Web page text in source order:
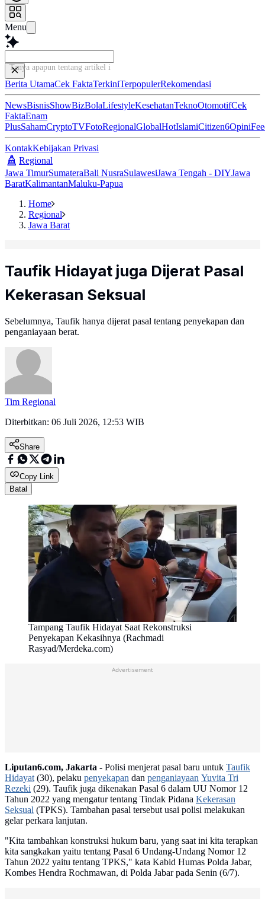
Menu
Tanya apapun tentang artikel ini...
Berita UtamaCek FaktaTerkiniTerpopulerRekomendasi
NewsBisnisShowBizBolaLifestyleKesehatanTeknoOtomotifCek
FaktaEnam
PlusSahamCryptoTVFotoRegionalGlobalHotIslamiCitizen6Opini
KontakKebijakan Privasi
Regional
Jawa TimurSumateraBali NusraSulawesiJawa Tengah - DIYJawa
BaratKalimantanMaluku-Papua
Home
Regional
Jawa Barat
Taufik Hidayat juga Dijerat Pasal
Kekerasan Seksual
Sebelumnya, Taufik hanya dijerat pasal tentang penyekapan dan
penganiayaan berat.
Tim Regional
Diterbitkan: 06 Juli 2026, 12:53 WIB
Share
Copy Link
Batal
Tampang Taufik Hidayat Saat Rekonstruksi
Penyekapan Kekasihnya (Rachmadi
Rasyad/Merdeka.com)
Advertisement
Liputan6.com, Jakarta - Polisi menjerat pasal baru untuk Taufik
Hidayat(30), pelaku penyekapan dan penganiayaan Yuvita Tri
Rezeki (29). Taufik juga dikenakan Pasal 6 dalam UU Nomor 12
Tahun 2022 yang mengatur tentang Tindak Pidana Kekerasan
Seksual (TPKS). Tambahan pasal tersebut usai polisi melakukan
gelar perkara lanjutan.
"Kita tambahkan konstruksi hukum baru, yang saat ini kita terapkan
kita sangkakan yaitu tentang Pasal 6 Undang-Undang Nomor 12
Tahun 2022 yaitu tentang TPKS," kata Kabid Humas Polda Jabar,
Kombes Hendra Rochmawan, di Polda Jabar pada Senin (6/7).